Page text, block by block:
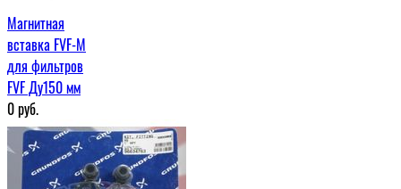
Магнитная
вставка FVF-M
для фильтров
FVF Ду150 мм
0руб.